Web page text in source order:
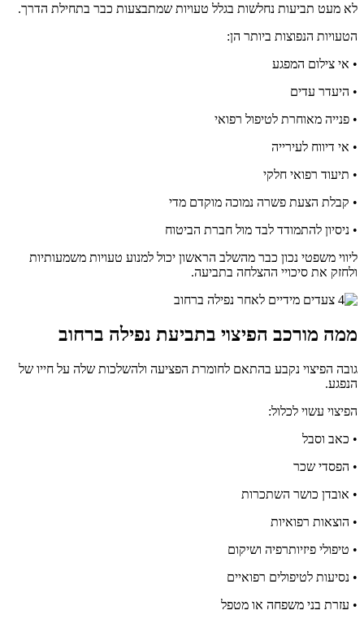
לא מעט תביעות נחלשות בגלל טעויות שמתבצעות כבר בתחילת הדרך.
הטעויות הנפוצות ביותר הן:
• אי צילום המפגע
• היעדר עדים
• פנייה מאוחרת לטיפול רפואי
• אי דיווח לעירייה
• תיעוד רפואי חלקי
• קבלת הצעת פשרה נמוכה מוקדם מדי
• ניסיון להתמודד לבד מול חברת הביטוח
ליווי משפטי נכון כבר מהשלב הראשון יכול למנוע טעויות משמעותיות
ולחזק את סיכויי ההצלחה בתביעה.
ממה מורכב הפיצוי בתביעת נפילה ברחוב
גובה הפיצוי נקבע בהתאם לחומרת הפציעה ולהשלכות שלה על חייו של
הנפגע.
הפיצוי עשוי לכלול:
• כאב וסבל
• הפסדי שכר
• אובדן כושר השתכרות
• הוצאות רפואיות
• טיפולי פיזיותרפיה ושיקום
• נסיעות לטיפולים רפואיים
• עזרת בני משפחה או מטפל